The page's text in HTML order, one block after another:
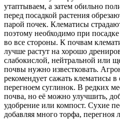
утаптываем, а затем обильно
перед посадкой растения
парой почек. Клематисы
поэтому необходимо при
во все стороны. К почвам
лучше растут на хорошо
слабокислой, нейтральной или
почвы нужно известковать.
рекомендует сажать клематисы
перегноем суглинок. В редких
почва, но её можно улучшить,
удобрение или компост. Сухие
добавляя много торфа, перегноя